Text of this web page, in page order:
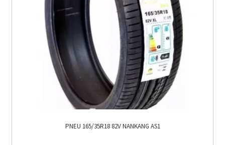
PNEU 165/35R18 82V NANKANG AS1